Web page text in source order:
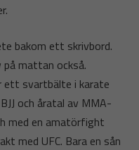
bakom ett skrivbord.
mattan också.
ett svartbälte i karate
och åratal av MMA-
med en amatörfight
med UFC. Bara en sån